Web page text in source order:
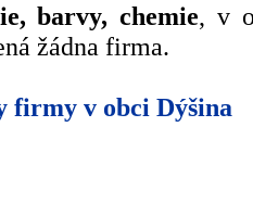
barvy, chemie, v
žádna firma.
firmy v obci Dýšina